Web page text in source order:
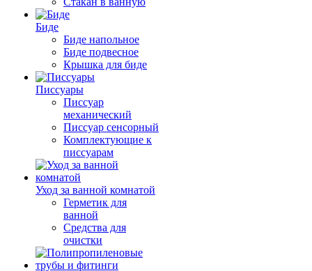
Биде
Биде напольное
Биде подвесное
Крышка для биде
Писсуары
Писсуар
механический
Писсуар сенсорный
Комплектующие к
писсуарам
Уход за ванной комнатой
Герметик для
ванной
Средства для
очистки